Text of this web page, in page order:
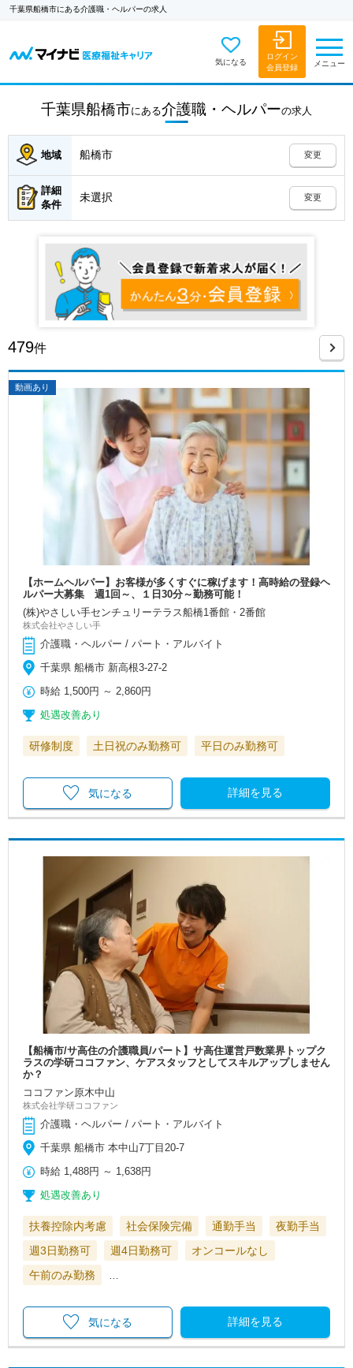
千葉県船橋市にある介護職・ヘルパーの求人
気になる
ログイン
会員登録
メニュー
千葉県船橋市にある介護職・ヘルパーの求人
地域 船橋市 変更
詳細
条件
未選択 変更
479件
動画あり
【ホームヘルパー】お客様が多くすぐに稼げます！高時給の登録ヘ
ルパー大募集 週1回～、１日30分～勤務可能！
(株)やさしい手センチュリーテラス船橋1番館・2番館
株式会社やさしい手
介護職・ヘルパー / パート・アルバイト
千葉県 船橋市 新高根3-27-2
時給 1,500円 ～ 2,860円
処遇改善あり
研修制度 土日祝のみ勤務可 平日のみ勤務可
詳細を見る
気になる
【船橋市/サ高住の介護職員/パート】サ高住運営戸数業界トップク
ラスの学研ココファン、ケアスタッフとしてスキルアップしません
か？
ココファン原木中山
株式会社学研ココファン
介護職・ヘルパー / パート・アルバイト
千葉県 船橋市 本中山7丁目20-7
時給 1,488円 ～ 1,638円
処遇改善あり
扶養控除内考慮 社会保険完備 通勤手当
夜勤手当
週3日勤務可
週4日勤務可
オンコールなし
午前のみ勤務
詳細を見る
気になる